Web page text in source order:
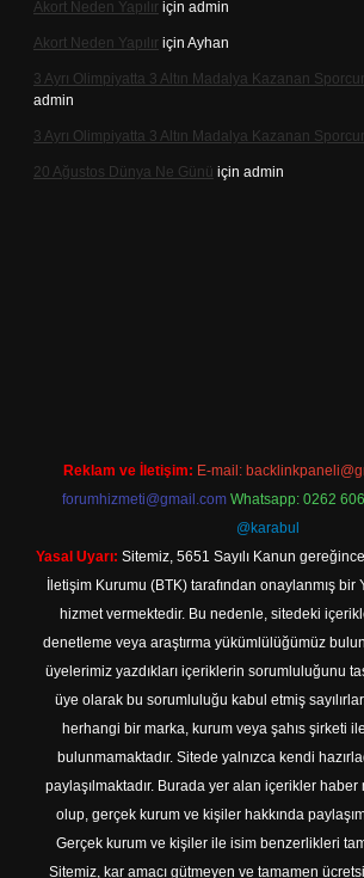
Akort Neden Yapılır için admin
Akort Neden Yapılır için Ayhan
3 Ayrı Olimpiyatta 3 Altın Madalya Kazanan
admin
3 Ayrı Olimpiyatta 3 Altın Madalya Kazanan
20 Ağustos Dünya Ne Günü için admin
Reklam ve İletişim: E-mail:
forumhizmeti@gmail.com Whatsapp: 0262
@karabul
Yasal Uyarı: Sitemiz, 5651 Sayılı Kanun
İletişim Kurumu (BTK) tarafından onaylanmış bir
hizmet vermektedir. Bu nedenle, sitedeki
denetleme veya araştırma yükümlülüğümüz
üyelerimiz yazdıkları içeriklerin sorumluluğunu
üye olarak bu sorumluluğu kabul etmiş
herhangi bir marka, kurum veya şahıs şirketi
bulunmamaktadır. Sitede yalnızca kendi
paylaşılmaktadır. Burada yer alan içerikler haber
olup, gerçek kurum ve kişiler hakkında
Gerçek kurum ve kişiler ile isim benzerlikleri
Sitemiz, kar amacı gütmeyen ve tamamen